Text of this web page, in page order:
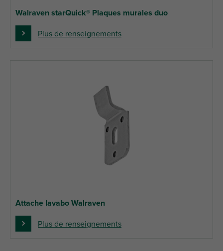
Walraven starQuick® Plaques murales duo
Plus de renseignements
Attache lavabo Walraven
Plus de renseignements